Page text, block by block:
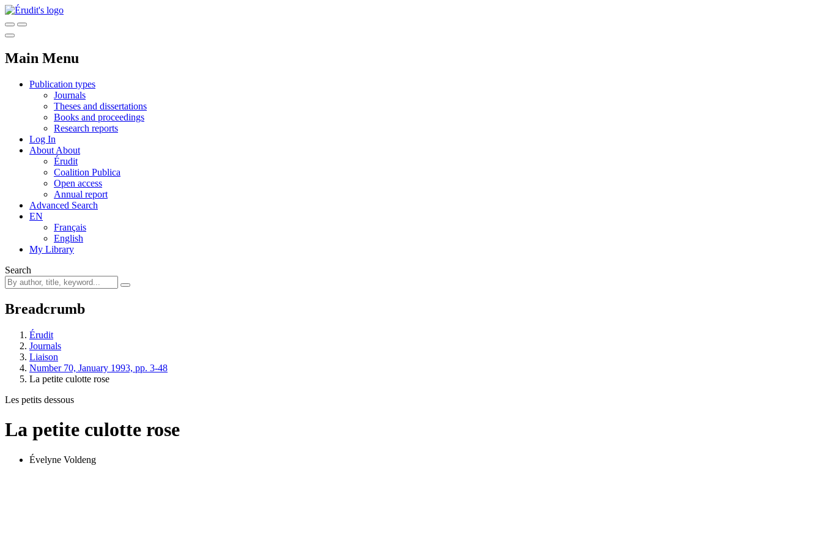
Main Menu
Publication types
Journals
Theses and dissertations
Books and proceedings
Research reports
Log In
About About
Érudit
Coalition Publica
Open access
Annual report
Advanced Search
EN
Français
English
My Library
Search
Breadcrumb
Érudit
Journals
Liaison
Number 70, January 1993, pp. 3-48
La petite culotte rose
Les petits dessous
La petite culotte rose
Évelyne Voldeng